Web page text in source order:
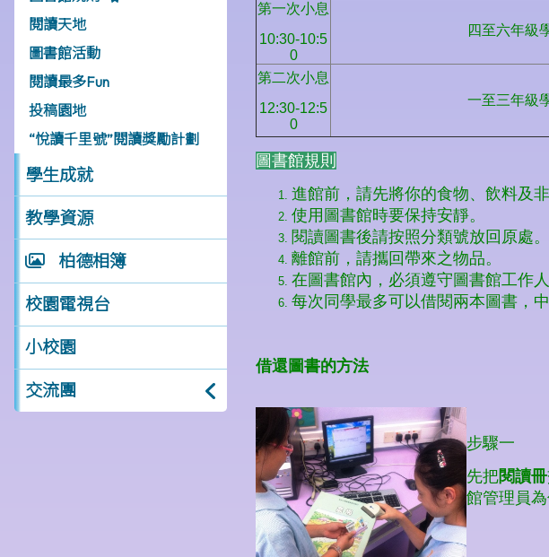
閱讀天地
圖書館活動
閱讀最多Fun
投稿園地
“悅讀千里號”閱讀獎勵計劃
學生成就
教學資源
柏德相簿
校園電視台
小校園
交流團